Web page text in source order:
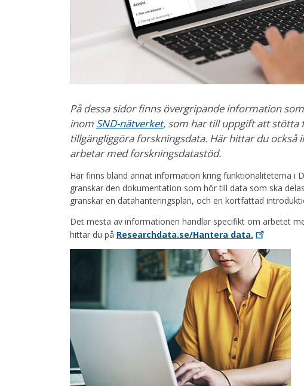
På dessa sidor finns övergripande information
inom SND-nätverket, som har till uppgift att stötta
tillgängliggöra forskningsdata. Här hittar du också
arbetar med forskningsdatastöd.
Här finns bland annat information kring funktionaliteterna i
granskar den dokumentation som hör till data som ska
granskar en datahanteringsplan, och en kortfattad
Det mesta av informationen handlar specifikt om arbetet
hittar du på Researchdata.se/Hantera data.